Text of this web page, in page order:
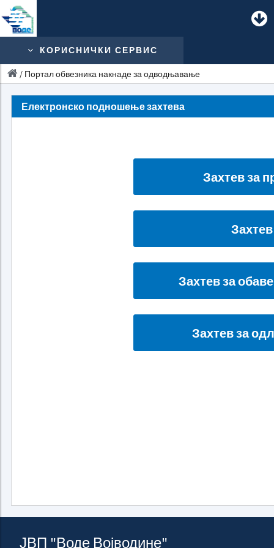
КОРИСНИЧКИ СЕРВИС
/ Портал обвезника накнаде за одводњавање
Електронско подношење захтева
Захтев за
Захтев за
Захтев за
ЈВП "Воде Војводине"